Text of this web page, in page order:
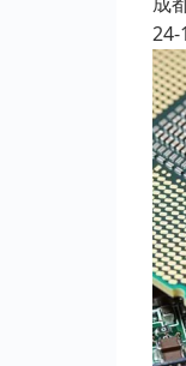
24-